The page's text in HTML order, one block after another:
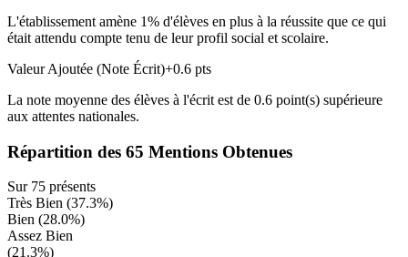
L'établissement amène 1% d'élèves en plus à la réussite que ce qui
était attendu compte tenu de leur profil social et scolaire.
Valeur Ajoutée (Note Écrit)+0.6 pts
La note moyenne des élèves à l'écrit est de 0.6 point(s) supérieure
aux attentes nationales.
Répartition des 65 Mentions Obtenues
Sur 75 présents
Très Bien (37.3%)
Bien (28.0%)
Assez Bien
(21.3%)